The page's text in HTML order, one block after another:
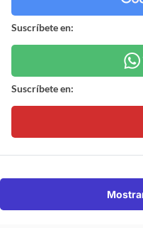
Suscríbete en:
Suscríbete en: